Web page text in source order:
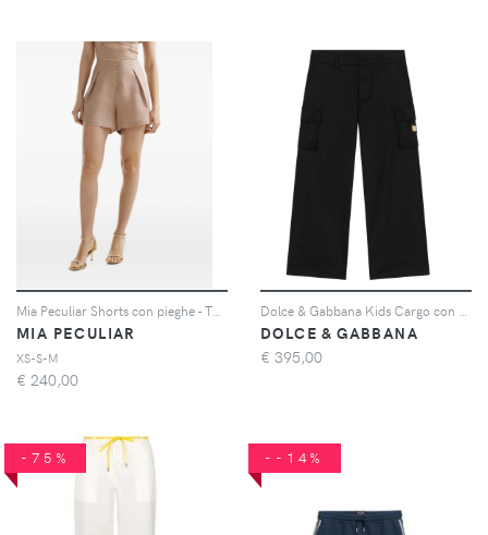
Mia Peculiar Shorts con pieghe - Toni neutri
MIA PECULIAR
XS-S-M
€ 240,00
DOLCE & GABBANA
€ 395,00
-75% --14%